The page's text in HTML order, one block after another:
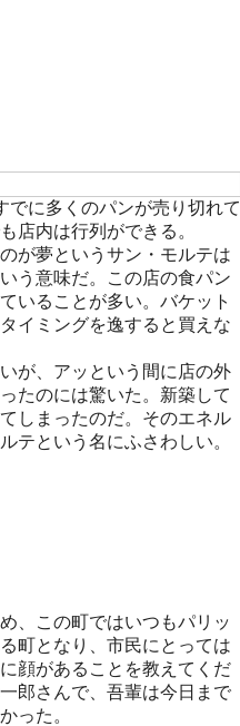
でに多くのパンが売り切れて
店内は行列ができる。
が夢というサン・モルテは
う意味だ。この店の食パン
いることが多い。バケット
イミングを逸すると買えな
が、アッという間に店の外
たのには驚いた。新築して
しまったのだ。そのエネル
テという名にふさわしい。
、この町ではいつもパリッ
町となり、市民にとっては
顔があることを教えてくだ
郎さんで、吾輩は今日まで
った。